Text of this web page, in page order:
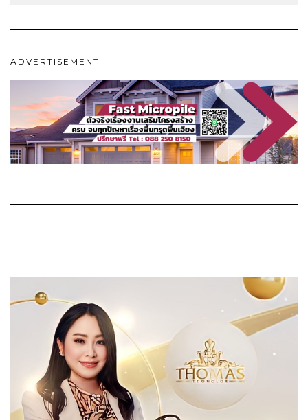
ADVERTISEMENT